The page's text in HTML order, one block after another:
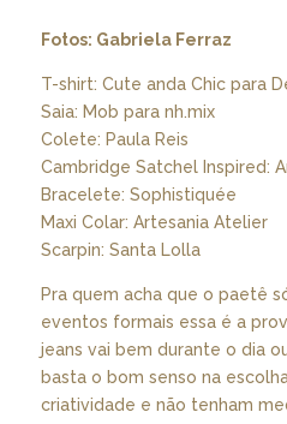
Fotos: Gabriela Ferraz
T-shirt: Cute anda Chic para
Saia: Mob para nh.mix
Colete: Paula Reis
Cambridge Satchel Inspired:
Bracelete: Sophistiquée
Maxi Colar: Artesania Atelier
Scarpin: Santa Lolla
Pra quem acha que o paetê
eventos formais essa é a
jeans vai bem durante o dia
basta o bom senso na
criatividade e não tenham